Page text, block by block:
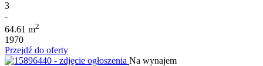
3
-
64.61 m2
1970
Przejdź do oferty
Na wynajem